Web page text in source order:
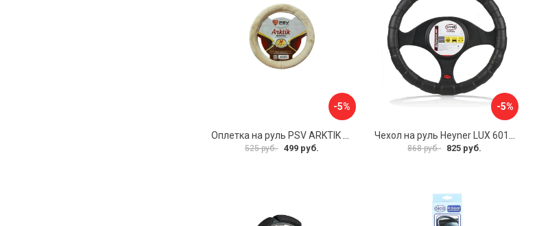
-5%
525 руб. 499 руб.
-5%
868 руб. 825 руб.